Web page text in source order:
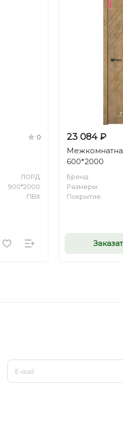
0
ЛОРД
900*2000
ПВХ
23 084 ₽
600*2000
Бренд:
Размеры:
Покрытие: